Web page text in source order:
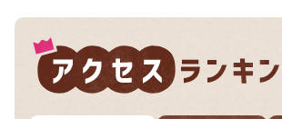
河合＆A.B.C-Z塚田×福井アナ「なんで
（news おかえり）
DAIGOも台所 ～きょうの献立 何にする